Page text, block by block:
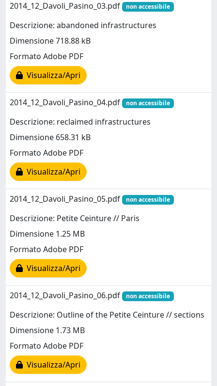
2014_12_Davoli_Pasino_03.pdf non accessibile
Descrizione: abandoned infrastructures
Dimensione 718.88 kB
Formato Adobe PDF
Visualizza/Apri
2014_12_Davoli_Pasino_04.pdf non accessibile
Descrizione: reclaimed infrastructures
Dimensione 658.31 kB
Formato Adobe PDF
Visualizza/Apri
2014_12_Davoli_Pasino_05.pdf non accessibile
Descrizione: Petite Ceinture // Paris
Dimensione 1.25 MB
Formato Adobe PDF
Visualizza/Apri
2014_12_Davoli_Pasino_06.pdf non accessibile
Descrizione: Outline of the Petite Ceinture // sections
Dimensione 1.73 MB
Formato Adobe PDF
Visualizza/Apri